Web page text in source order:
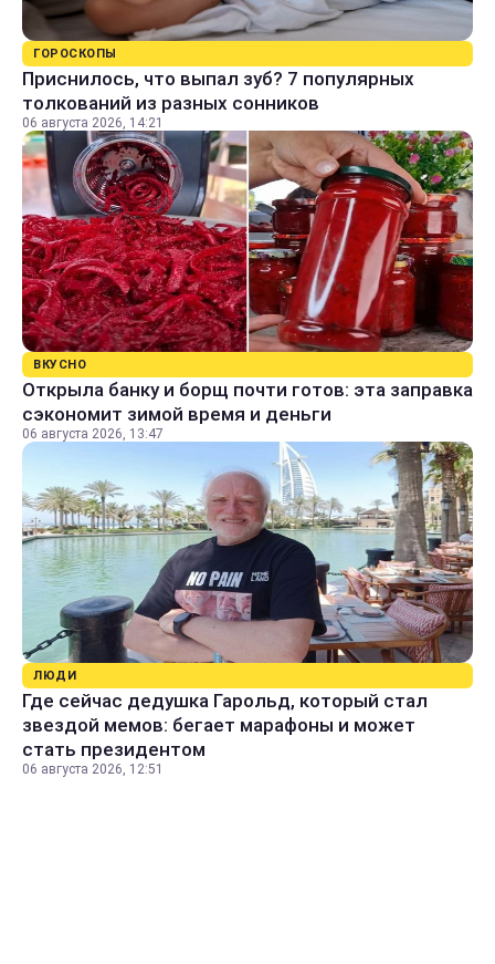
ГОРОСКОПЫ
Приснилось, что выпал зуб? 7 популярных
толкований из разных сонников
06 августа 2026, 14:21
ВКУСНО
Открыла банку и борщ почти готов: эта заправка
сэкономит зимой время и деньги
06 августа 2026, 13:47
ЛЮДИ
Где сейчас дедушка Гарольд, который стал
звездой мемов: бегает марафоны и может
стать президентом
06 августа 2026, 12:51